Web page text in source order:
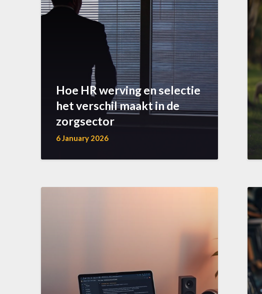
Hoe HR werving en selectie
het verschil maakt in de
zorgsector
6 January 2026